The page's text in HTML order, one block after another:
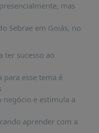
mas
Sebrae em Goiás, no
ter sucesso ao
esse tema é
e estimula a
aprender com a